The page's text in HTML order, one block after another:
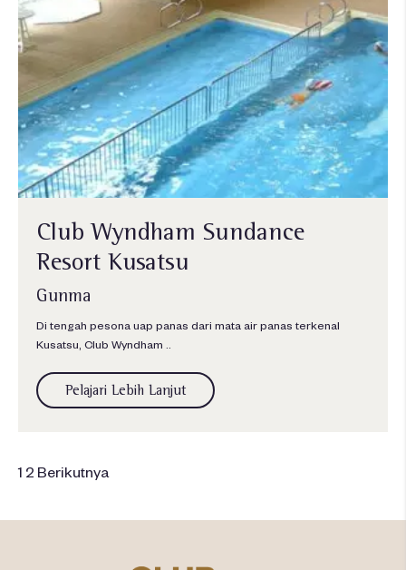
Club Wyndham Sundance
Resort Kusatsu
Gunma
Di tengah pesona uap panas dari mata air panas terkenal
Kusatsu, Club Wyndham ..
Pelajari Lebih Lanjut
1 2 Berikutnya